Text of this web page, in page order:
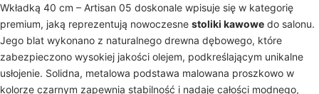
Wkładką 40 cm – Artisan 05 doskonale wpisuje się w kategorię
premium, jaką reprezentują nowoczesne stoliki kawowe do salonu.
Jego blat wykonano z naturalnego drewna dębowego, które
zabezpieczono wysokiej jakości olejem, podkreślającym unikalne
usłojenie. Solidna, metalowa podstawa malowana proszkowo w
kolorze czarnym zapewnia stabilność i nadaje całości modnego,